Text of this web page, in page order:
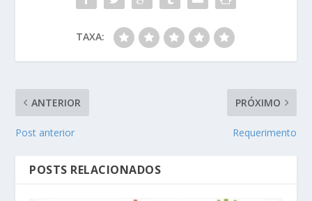
TAXA:
ANTERIOR
Post anterior
PRÓXIMO
Requerimento
POSTS RELACIONADOS